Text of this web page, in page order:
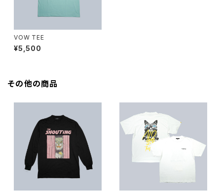
VOW TEE
¥5,500
その他の商品